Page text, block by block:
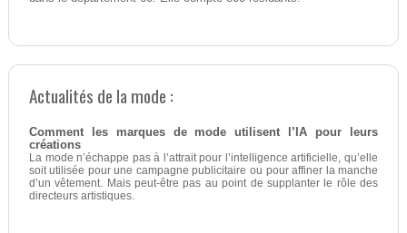
Actualités de la mode :
Comment les marques de mode utilisent l’IA pour leurs
créations
La mode n’échappe pas à l’attrait pour l’intelligence artificielle, qu’elle
soit utilisée pour une campagne publicitaire ou pour affiner la manche
d’un vêtement. Mais peut-être pas au point de supplanter le rôle des
directeurs artistiques.